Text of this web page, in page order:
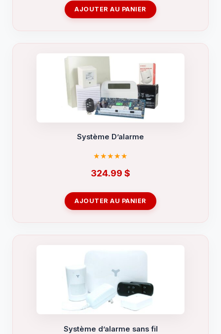
AJOUTER AU PANIER
Système D’alarme
324.99 $
AJOUTER AU PANIER
Système d’alarme sans fil